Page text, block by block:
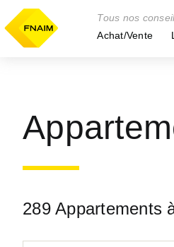
Tous nos
Achat/Vente
289 Appartements